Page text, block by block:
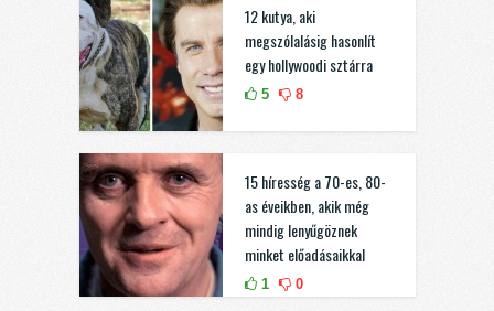
12 kutya, aki
megszólalásig hasonlít
egy hollywoodi sztárra
5 8
15 híresség a 70-es, 80-
as éveikben, akik még
mindig lenyűgöznek
minket előadásaikkal
1 0